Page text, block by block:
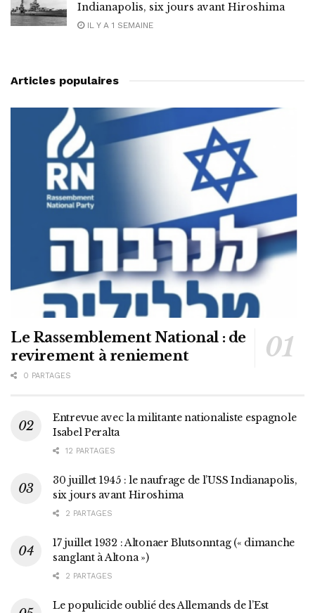
Indianapolis, six jours avant Hiroshima
IL Y A 1 SEMAINE
Articles populaires
Le Rassemblement National : de
revirement à reniement
0 PARTAGES
Entrevue avec la militante nationaliste espagnole
Isabel Peralta
12 PARTAGES
30 juillet 1945 : le naufrage de l’USS Indianapolis,
six jours avant Hiroshima
2 PARTAGES
17 juillet 1932 : Altonaer Blutsonntag (« dimanche
sanglant à Altona »)
2 PARTAGES
Le populicide oublié des Allemands de l’Est